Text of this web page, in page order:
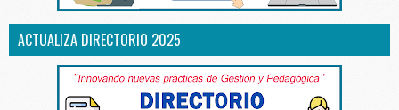
ACTUALIZA DIRECTORIO 2025